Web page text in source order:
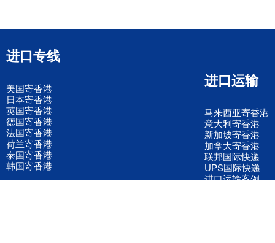
进口专线
美国寄香港
日本寄香港
英国寄香港
德国寄香港
法国寄香港
荷兰寄香港
泰国寄香港
韩国寄香港
进口运输
马来西亚寄香港
意大利寄香港
新加坡寄香港
加拿大寄香港
联邦国际快递
UPS国际快递
进口运输案例